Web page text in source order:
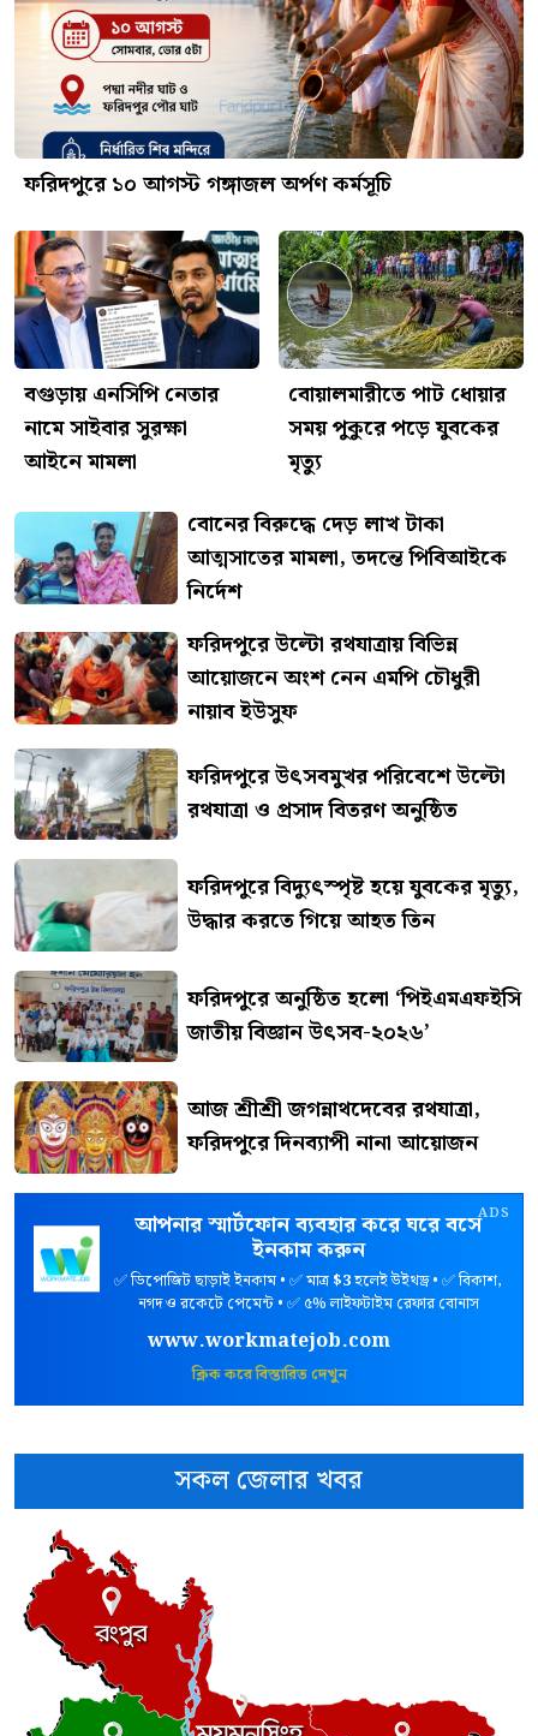
ফরিদপুরে ১০ আগস্ট গঙ্গাজল অর্পণ কর্মসূচি
বগুড়ায় এনসিপি নেতার
নামে সাইবার সুরক্ষা
আইনে মামলা
বোয়ালমারীতে পাট ধোয়ার
সময় পুকুরে পড়ে যুবকের
মৃত্যু
বোনের বিরুদ্ধে দেড় লাখ টাকা
আত্মসাতের মামলা, তদন্তে পিবিআইকে
নির্দেশ
ফরিদপুরে উল্টো রথযাত্রায় বিভিন্ন
আয়োজনে অংশ নেন এমপি চৌধুরী
নায়াব ইউসুফ
ফরিদপুরে উৎসবমুখর পরিবেশে উল্টো
রথযাত্রা ও প্রসাদ বিতরণ অনুষ্ঠিত
ফরিদপুরে বিদ্যুৎস্পৃষ্ট হয়ে যুবকের মৃত্যু,
উদ্ধার করতে গিয়ে আহত তিন
ফরিদপুরে অনুষ্ঠিত হলো ‘পিইএমএফইসি
জাতীয় বিজ্ঞান উৎসব-২০২৬’
আজ শ্রীশ্রী জগন্নাথদেবের রথযাত্রা,
ফরিদপুরে দিনব্যাপী নানা আয়োজন
ADS
আপনার স্মার্টফোন ব্যবহার করে ঘরে বসে
ইনকাম করুন
✅ ডিপোজিট ছাড়াই ইনকাম • ✅ মাত্র$3হলেই উইথড্র • ✅ বিকাশ,
নগদ ও রকেটে পেমেন্ট • ✅ ৫% লাইফটাইম রেফার বোনাস
www.workmatejob.com
ক্লিক করে বিস্তারিত দেখুন
সকল জেলার খবর